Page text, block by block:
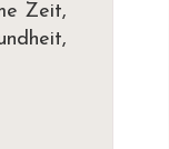
Zeit,